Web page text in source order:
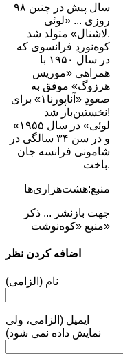
۹۸ سال پیش در چنین
روزی ... «لوئی
لاشنال» متولد شد.
کوه‌نوردِ فرانسوی که
در سال ۱۹۵۰ با
همراهی «موریس
هرزوگ» موفق به
صعودِ «آناپورنا۱» برای
نخستین‌بار شد!
«لوئی» در سال ۱۹۵۵
و در سن ۳۴ سالگی در
شامونی فرانسه جان
باخت.
منبع:هشت‌هزاری‌ها
جهت بازنشر ... ذکر
منبع «کوه‌نوشت»
اضافه کردن نظر
نام (الزامی)
ایمیل (الزامی، ولی
نمایش داده نمی شود)